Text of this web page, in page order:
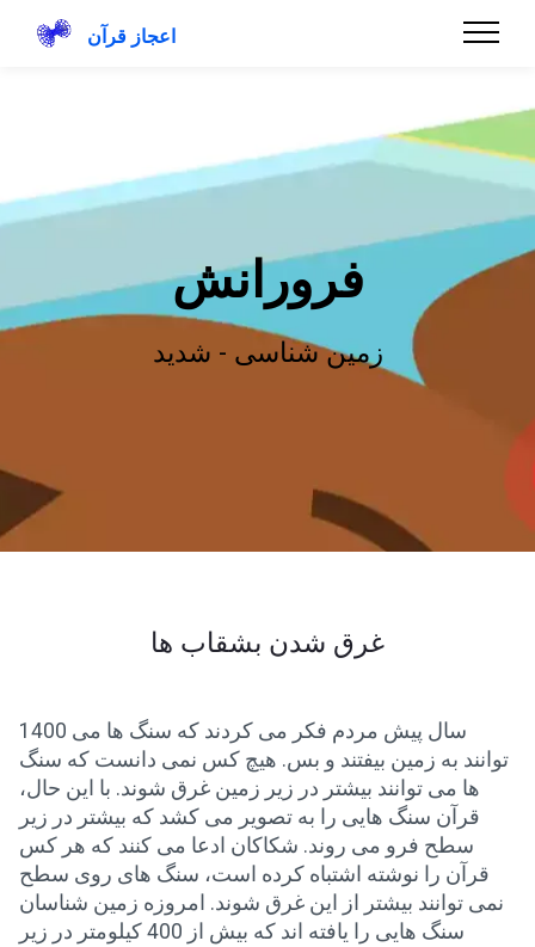
اعجاز قرآن
فرورانش
زمین شناسی - شدید
غرق شدن بشقاب ها
1400 سال پیش مردم فکر می کردند که سنگ ها می
توانند به زمین بیفتند و بس. هیچ کس نمی دانست که سنگ
ها می توانند بیشتر در زیر زمین غرق شوند. با این حال،
قرآن سنگ هایی را به تصویر می کشد که بیشتر در زیر
سطح فرو می روند. شکاکان ادعا می کنند که هر کس
قرآن را نوشته اشتباه کرده است، سنگ های روی سطح
نمی توانند بیشتر از این غرق شوند. امروزه زمین شناسان
سنگ هایی را یافته اند که بیش از 400 کیلومتر در زیر